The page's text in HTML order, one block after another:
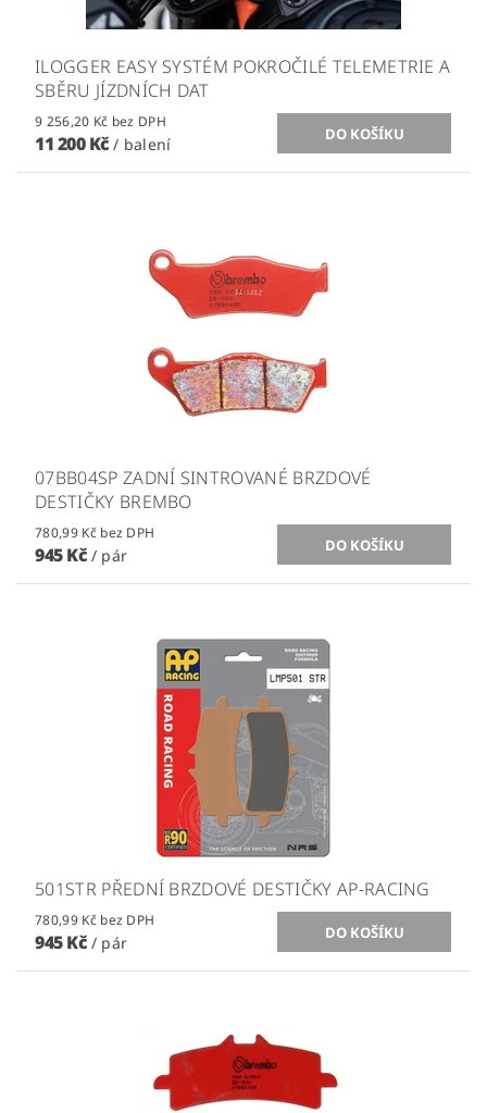
ILOGGER EASY SYSTÉM POKROČILÉ TELEMETRIE A
SBĚRU JÍZDNÍCH DAT
9 256,20 Kč bez DPH
11 200 Kč/ balení
07BB04SP ZADNÍ SINTROVANÉ BRZDOVÉ
DESTIČKY BREMBO
780,99 Kč bez DPH
945 Kč / pár
501STR PŘEDNÍ BRZDOVÉ DESTIČKY AP-RACING
780,99 Kč bez DPH
945 Kč / pár